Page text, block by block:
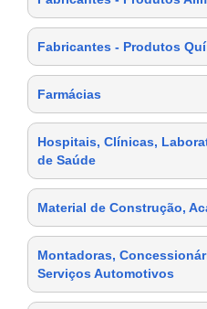
Fabricantes - Produtos
Farmácias
Hospitais, Clínicas,
de Saúde
Material de Construção,
Montadoras,
Serviços Automotivos